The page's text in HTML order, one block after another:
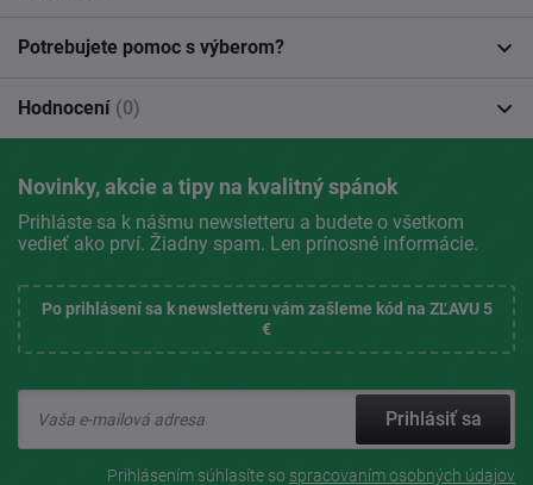
Potrebujete pomoc s výberom?
Hodnocení (0)
Novinky, akcie a tipy na kvalitný spánok
Prihláste sa k nášmu newsletteru a budete o všetkom
vedieť ako prví. Žiadny spam. Len prínosné informácie.
Po prihlásení sa k newsletteru vám zašleme kód na ZĽAVU 5
€
Prihlásiť sa
Prihlásením súhlasíte so spracovaním osobných údajov